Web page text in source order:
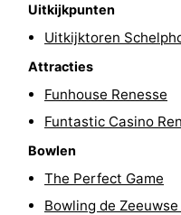
Haamstede
Haert
Wijde
Village
Zeeuwse
Kust
Zonnedorp
Last
Uitkijkpunten
Uitkijktoren
Attracties
Funhouse Renesse
Funtastic Casino
Bowlen
The Perfect Game
Bowling de Zeeuwse